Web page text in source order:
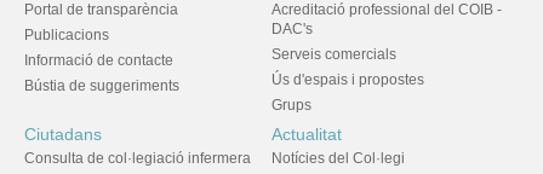
Portal de transparència
Publicacions
Informació de contacte
Bústia de suggeriments
Acreditació professional del COIB -
DAC's
Serveis comercials
Ús d'espais i propostes
Grups
Ciutadans
Consulta de col·legiació infermera
Actualitat
Notícies del Col·legi